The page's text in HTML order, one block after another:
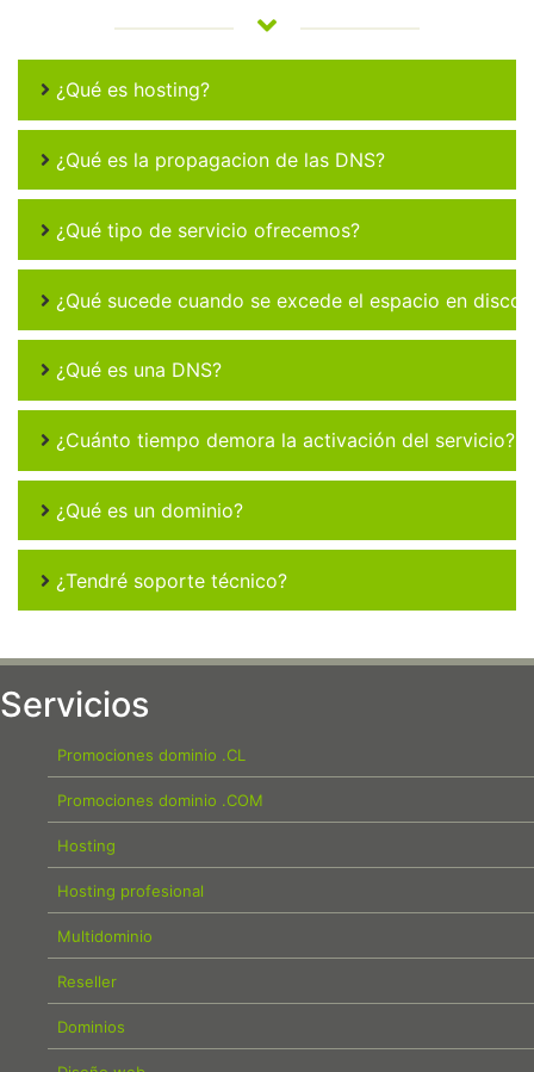
¿Qué es hosting?
¿Qué es la propagacion de las DNS?
¿Qué tipo de servicio ofrecemos?
¿Qué sucede cuando se excede el espacio en disco
¿Qué es una DNS?
¿Cuánto tiempo demora la activación del servicio?
¿Qué es un dominio?
¿Tendré soporte técnico?
Servicios
Promociones dominio .CL
Promociones dominio .COM
Hosting
Hosting profesional
Multidominio
Reseller
Dominios